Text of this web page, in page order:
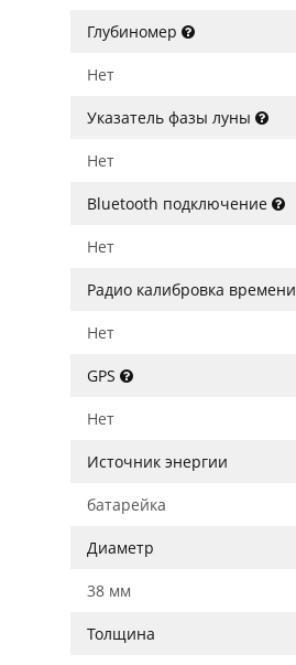
Глубиномер
Нет
Указатель фазы луны
Нет
Bluetooth подключение
Нет
Радио калибровка времени
Нет
GPS
Нет
Источник энергии
батарейка
Диаметр
38 мм
Толщина